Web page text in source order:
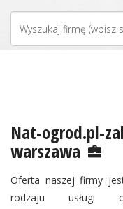
Nat-ogrod.pl-
warszawa
Oferta naszej firmy
rodzaju usługi